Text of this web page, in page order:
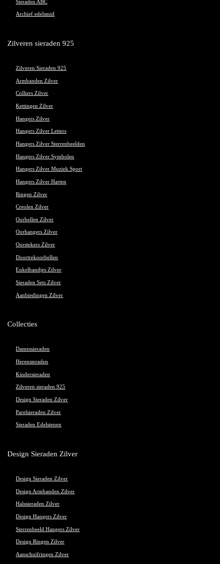
Sieraden ABC
Archief edelsmid
Zilveren sieraden 925
Zilveren Sieraden 925
Armbanden Zilver
Colliers Zilver
Kettingen Zilver
Hangers Zilver
Hangers Zilver Letters
Hangers Zilver Sterrenbeelden
Hangers Zilver Symbolen
Hangers Zilver Muziek Sport
Hangers Zilver Harten
Ringen Zilver
Creolen Zilver
Oorbellen Zilver
Oorhangers Zilver
Oorstekers Zilver
Doortrekoorbellen
Enkelbandjes Zilver
Sieraden Sets Zilver
Aanbiedingen Zilver
Collecties
Damessieraden
Herensieraden
Kindersieraden
Zilveren sieraden 925
Design Sieraden Zilver
Parelsieraden Zilver
Sieraden Edelstenen
Design Sieraden Zilver
Design Sieraden Zilver
Design Armbanden Zilver
Halssieraden Zilver
Design Hangers Zilver
Sterrenbeeld Hangers Zilver
Design Ringen Zilver
Aanschuifringen Zilver